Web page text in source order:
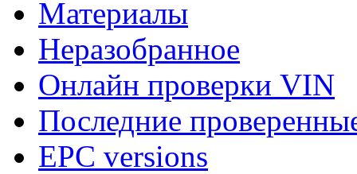
Материалы
Неразобранное
Онлайн проверки VIN
Последние
EPC versions